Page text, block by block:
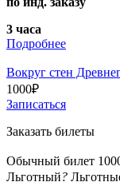
3 часа
Подробнее
Вокруг стен
1000₽
Записаться
Заказать билеты
Обычный билет
Льготный?